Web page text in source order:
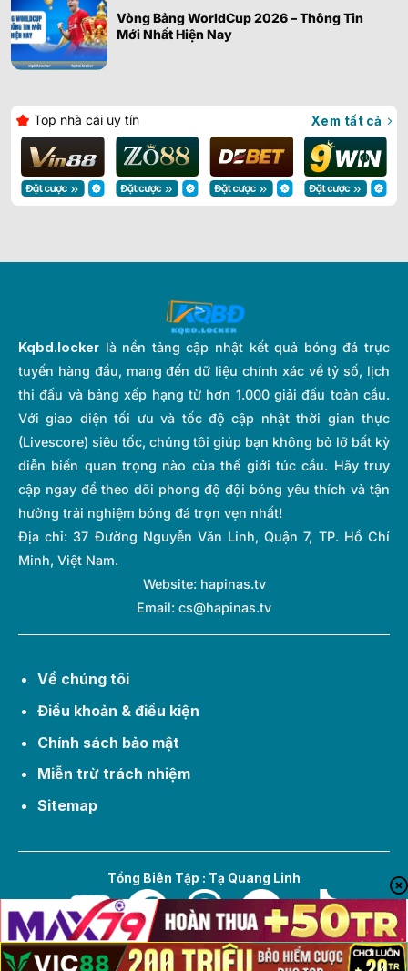
Vòng Bảng WorldCup 2026 – Thông Tin
Mới Nhất Hiện Nay
Top nhà cái uy tín Xem tất cả
Kqbd.locker là nền tảng cập nhật kết quả bóng đá trực
tuyến hàng đầu, mang đến dữ liệu chính xác về tỷ số, lịch
thi đấu và bảng xếp hạng từ hơn 1.000 giải đấu toàn cầu.
Với giao diện tối ưu và tốc độ cập nhật thời gian thực
(Livescore) siêu tốc, chúng tôi giúp bạn không bỏ lỡ bất kỳ
diễn biến quan trọng nào của thế giới túc cầu. Hãy truy
cập ngay để theo dõi phong độ đội bóng yêu thích và tận
hưởng trải nghiệm bóng đá trọn vẹn nhất!
Địa chỉ: 37 Đường Nguyễn Văn Linh, Quận 7, TP. Hồ Chí
Minh, Việt Nam.
Website: hapinas.tv
Email: cs@hapinas.tv
Về chúng tôi
Điều khoản & điều kiện
Chính sách bảo mật
Miễn trừ trách nhiệm
Sitemap
Tổng Biên Tập : Tạ Quang Linh